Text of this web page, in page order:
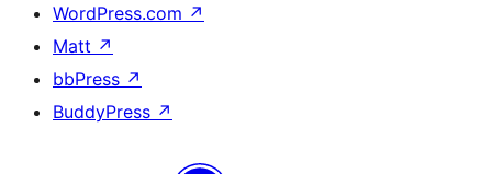
WordPress.com ↗
Matt ↗
bbPress ↗
BuddyPress ↗